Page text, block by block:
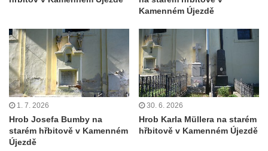
Kostel svatého archanděla Michaela ve
Kostel svatého Václava ve Strupčicích
Kaple v Michalovicích
Kostel svatého Mikuláše ve Velkých
Žernosekách
Kaple svatého Urbana ve Velkých
Žernosekách
Kamenném Újezdě
1. 7. 2026
Hrob Josefa Bumby na
starém hřbitově v Kamenném
Újezdě
30. 6. 2026
Hrob Karla Müllera na starém
hřbitově v Kamenném Újezdě